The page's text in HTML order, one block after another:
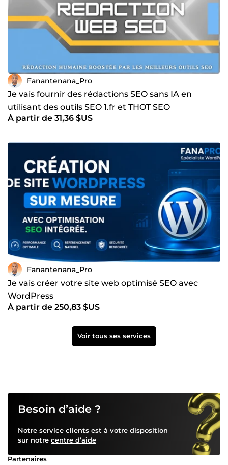
Fanantenana_Pro
Je vais fournir des rédactions SEO sans IA en
utilisant des outils SEO 1.fr et THOT SEO
À partir de 31,36 $US
Fanantenana_Pro
Je vais créer votre site web optimisé SEO avec
WordPress
À partir de 250,83 $US
Voir tous ses services
Besoin d’aide ?
Notre service clients est à votre disposition
sur notre centre d’aide
Partenaires